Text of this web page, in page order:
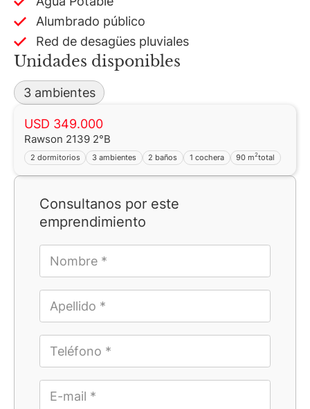
Consultanos por este
emprendimiento
Alumbrado público
Red de desagües pluviales
Unidades disponibles
3 ambientes
USD 349.000
Rawson 2139 2°B
2 dormitorios 3 ambientes 2 baños 1 cochera 90 m2total